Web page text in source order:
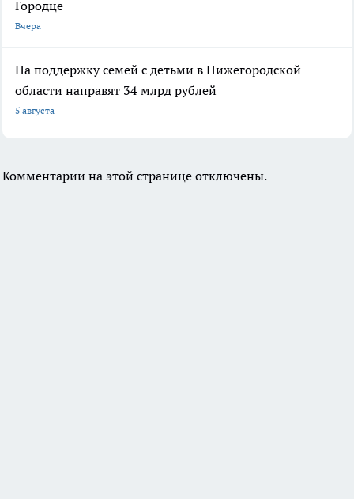
Городце
Вчера
На поддержку семей с детьми в Нижегородской
области направят 34 млрд рублей
5 августа
Комментарии на этой странице отключены.